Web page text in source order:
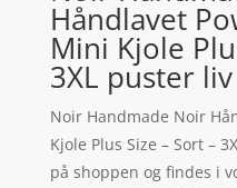
Håndlavet
Mini Kjole
3XL puster
Noir Handmade Noir
Kjole Plus Size – Sort –
på shoppen og findes i